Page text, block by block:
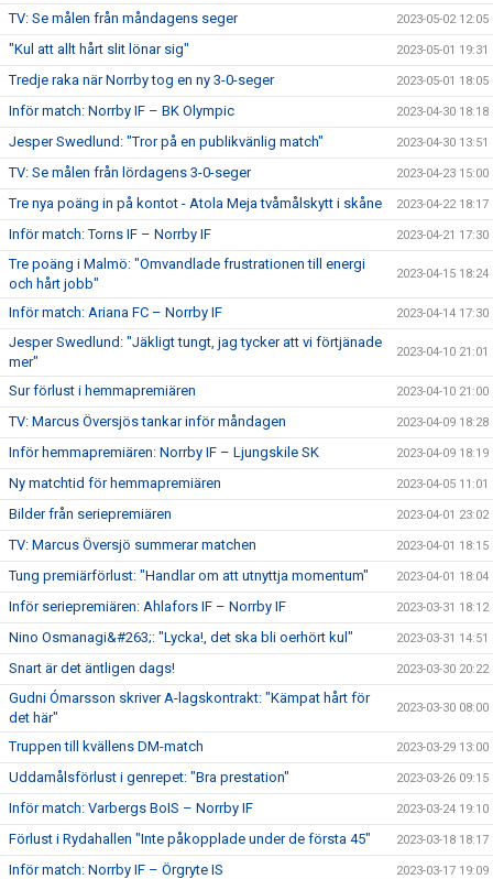
TV: Se målen från måndagens seger 2023-05-02 12:05
"Kul att allt hårt slit lönar sig" 2023-05-01 19:31
Tredje raka när Norrby tog en ny 3-0-seger 2023-05-01 18:05
Inför match: Norrby IF – BK Olympic 2023-04-30 18:18
Jesper Swedlund: "Tror på en publikvänlig match" 2023-04-30 13:51
TV: Se målen från lördagens 3-0-seger 2023-04-23 15:00
Tre nya poäng in på kontot - Atola Meja tvåmålskytt i skåne 2023-04-22 18:17
Inför match: Torns IF – Norrby IF 2023-04-21 17:30
Tre poäng i Malmö: "Omvandlade frustrationen till energi
och hårt jobb"
2023-04-15 18:24
Inför match: Ariana FC – Norrby IF 2023-04-14 17:30
Jesper Swedlund: "Jäkligt tungt, jag tycker att vi förtjänade
mer"
2023-04-10 21:01
Sur förlust i hemmapremiären 2023-04-10 21:00
TV: Marcus Översjös tankar inför måndagen 2023-04-09 18:28
Inför hemmapremiären: Norrby IF – Ljungskile SK 2023-04-09 18:19
Ny matchtid för hemmapremiären 2023-04-05 11:01
Bilder från seriepremiären 2023-04-01 23:02
TV: Marcus Översjö summerar matchen 2023-04-01 18:15
Tung premiärförlust: "Handlar om att utnyttja momentum" 2023-04-01 18:04
Inför seriepremiären: Ahlafors IF – Norrby IF 2023-03-31 18:12
Nino Osmanagi&#263;: "Lycka!, det ska bli oerhört kul" 2023-03-31 14:51
Snart är det äntligen dags! 2023-03-30 20:22
Gudni Ómarsson skriver A-lagskontrakt: "Kämpat hårt för
det här"
2023-03-30 08:00
Truppen till kvällens DM-match 2023-03-29 13:00
Uddamålsförlust i genrepet: "Bra prestation" 2023-03-26 09:15
Inför match: Varbergs BoIS – Norrby IF 2023-03-24 19:10
Förlust i Rydahallen "Inte påkopplade under de första 45" 2023-03-18 18:17
Inför match: Norrby IF – Örgryte IS 2023-03-17 19:09